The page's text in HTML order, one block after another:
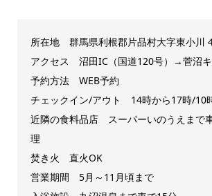
所在地 群馬県利根郡片品村大字東小川
アクセス 沼田IC（国道120号）→菅沼
予約方法 WEB予約
チェックイン/アウト 14時から17時/10
近隣の食料品店 スーパーいのうえまで
理
焚き火 直火OK
営業期間 5月～11月頃まで